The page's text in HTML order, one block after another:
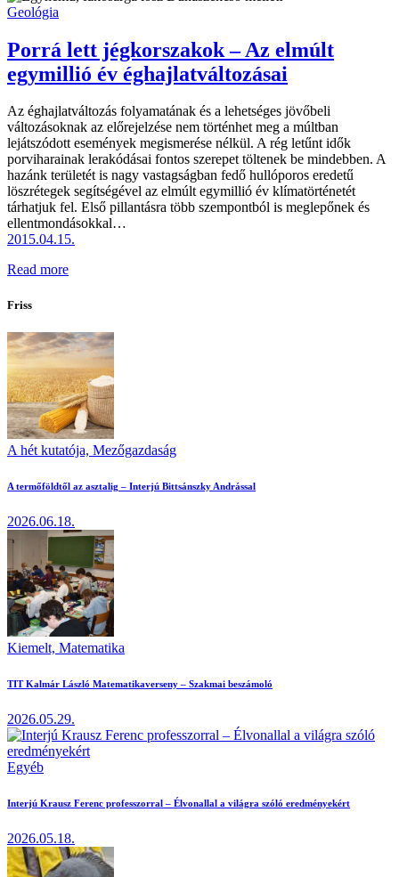
Geológia
Porrá lett jégkorszakok – Az elmúlt
egymillió év éghajlatváltozásai
Az éghajlatváltozás folyamatának és a lehetséges jövőbeli
változásoknak az előrejelzése nem történhet meg a múltban
lejátszódott események megismerése nélkül. A rég letűnt idők
porviharainak lerakódásai fontos szerepet töltenek be mindebben. A
hazánk területét is nagy vastagságban fedő hullóporos eredetű
löszrétegek segítségével az elmúlt egymillió év klímatörténetét
tárhatjuk fel. Első pillantásra több szempontból is meglepőnek és
ellentmondásokkal…
2015.04.15.
Read more
Friss
A hét kutatója, Mezőgazdaság
A termőföldtől az asztalig – Interjú Bittsánszky Andrással
2026.06.18.
Kiemelt, Matematika
TIT Kalmár László Matematikaverseny – Szakmai beszámoló
2026.05.29.
Egyéb
Interjú Krausz Ferenc professzorral – Élvonallal a világra szóló eredményekért
2026.05.18.